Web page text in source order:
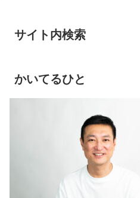
サイト内検索
かいてるひと